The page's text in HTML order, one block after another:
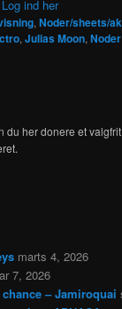
Log ind her
,Noder/sheets/
,Julias Moon,Noder
du her donere et
marts 4, 2026
7, 2026
chance – Jamiroquai